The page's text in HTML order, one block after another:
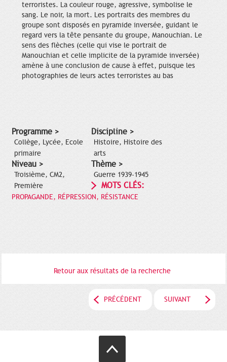
terroristes. La couleur rouge, agressive, symbolise le
sang. Le noir, la mort. Les portraits des membres du
groupe sont disposés en pyramide inversée, guidant le
regard vers la tête pensante du groupe, Manouchian. Le
sens des flèches (celle qui vise le portrait de
Manouchian et celle implicite de la pyramide inversée)
amène à une conclusion de cause à effet, puisque les
photographies de leurs actes terroristes au bas
Programme >
Collège, Lycée, Ecole
primaire
Niveau >
Troisième, CM2,
Première
Discipline >
Histoire, Histoire des
arts
Thème >
Guerre 1939-1945
MOTS CLÉS:
PROPAGANDE, RÉPRESSION, RÉSISTANCE
Retour aux résultats de la recherche
PRÉCÉDENT SUIVANT